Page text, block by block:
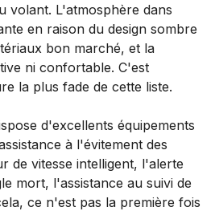
volant. L'atmosphère dans
en raison du design sombre
bon marché, et la
ni confortable. C'est
la plus fade de cette liste.
d'excellents équipements
à l'évitement des
de vitesse intelligent, l'alerte
mort, l'assistance au suivi de
ce n'est pas la première fois